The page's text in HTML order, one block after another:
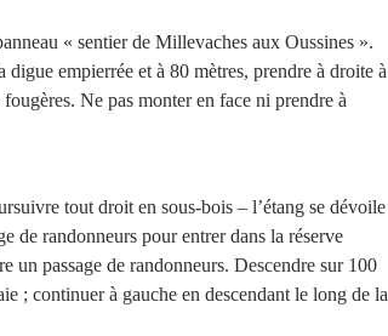
« sentier de Millevaches aux Oussines ».
empierrée et à 80 mètres, prendre à droite à
Ne pas monter en face ni prendre à
tout droit en sous-bois – l’étang se dévoile
de randonneurs pour entrer dans la réserve
un passage de randonneurs. Descendre sur 100
; continuer à gauche en descendant le long de la